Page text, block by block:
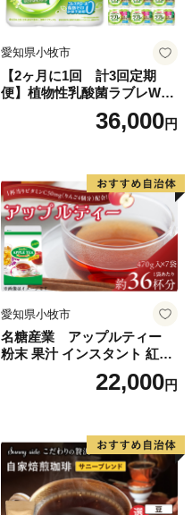
愛知県小牧市
【2ヶ月に1回 計3回定期
便】植物性乳酸菌ラブレW
プレーン36本（計108本）
36,000円
愛知県小牧市
名糖産業 アップルティー
粉末 果汁 インスタント 紅茶
ティー ビタミンC 袋 ロング
セラー 粉末飲料 粉末茶 簡単
22,000円